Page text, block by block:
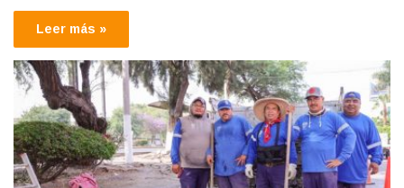
Leer más »